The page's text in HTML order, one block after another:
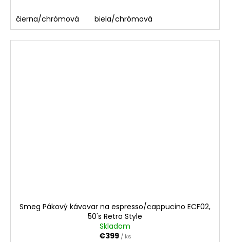
čierna/chrómová biela/chrómová
Smeg Pákový kávovar na espresso/cappucino ECF02,
50's Retro Style
Skladom
€399 / ks